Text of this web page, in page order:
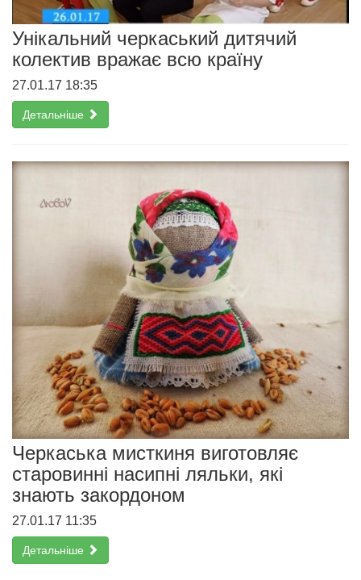
Унікальний черкаський дитячий
колектив вражає всю країну
27.01.17 18:35
Детальніше
Черкаська мисткиня виготовляє
старовинні насипні ляльки, які
знають закордоном
27.01.17 11:35
Детальніше